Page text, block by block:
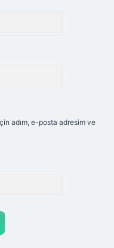
adım, e-posta adresim ve